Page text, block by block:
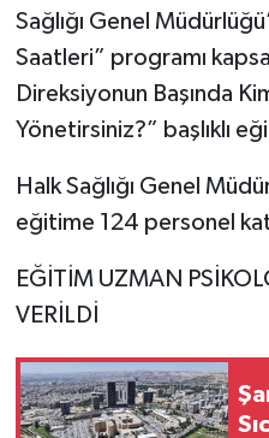
Sağlığı Genel
Saatleri” programı
Direksiyonun Başında
Yönetirsiniz?” başlıklı
Halk Sağlığı Genel
eğitime 124 personel
EĞİTİM UZMAN
VERİLDİ